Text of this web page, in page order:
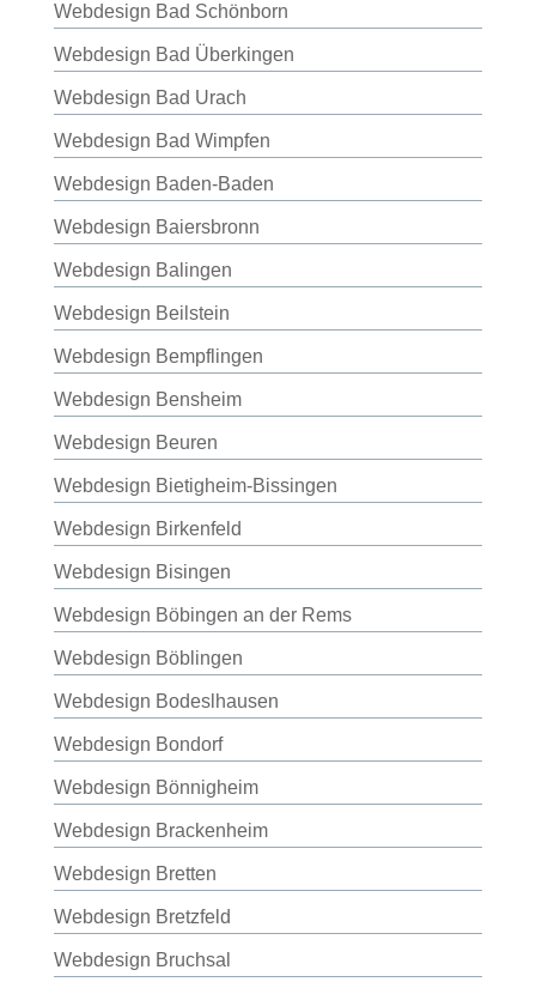
Webdesign Bad Schönborn
Webdesign Bad Überkingen
Webdesign Bad Urach
Webdesign Bad Wimpfen
Webdesign Baden-Baden
Webdesign Baiersbronn
Webdesign Balingen
Webdesign Beilstein
Webdesign Bempflingen
Webdesign Bensheim
Webdesign Beuren
Webdesign Bietigheim-Bissingen
Webdesign Birkenfeld
Webdesign Bisingen
Webdesign Böbingen an der Rems
Webdesign Böblingen
Webdesign Bodeslhausen
Webdesign Bondorf
Webdesign Bönnigheim
Webdesign Brackenheim
Webdesign Bretten
Webdesign Bretzfeld
Webdesign Bruchsal